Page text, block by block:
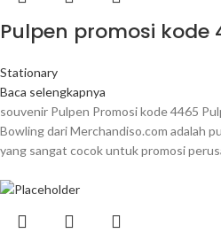
Pulpen promosi kode
Stationary
Baca selengkapnya
souvenir Pulpen Promosi kode 4465
Bowling dari Merchandiso.com adalah
yang sangat cocok untuk promosi